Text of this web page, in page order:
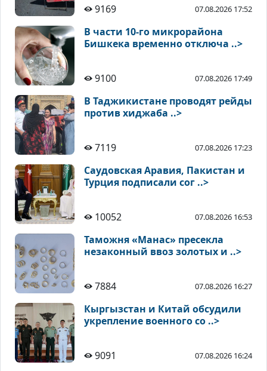
9169 07.08.2026 17:52
В части 10-го микрорайона
Бишкека временно отключа ..>
9100 07.08.2026 17:49
В Таджикистане проводят рейды
против хиджаба ..>
7119 07.08.2026 17:23
Саудовская Аравия, Пакистан и
Турция подписали сог ..>
10052 07.08.2026 16:53
Таможня «Манас» пресекла
незаконный ввоз золотых и ..>
7884 07.08.2026 16:27
Кыргызстан и Китай обсудили
укрепление военного со ..>
9091 07.08.2026 16:24